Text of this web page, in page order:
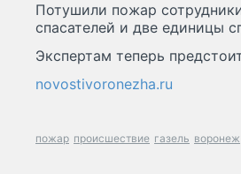
Потушили пожар
спасателей и две единицы
Экспертам теперь
novostivoronezha.ru
пожар происшествие газель воронеж